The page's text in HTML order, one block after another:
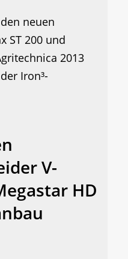
neuen
ST 200 und
2013
Iron³-
V-
HD